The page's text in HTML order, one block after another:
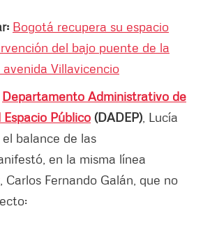
Bogotá recupera su espacio
del bajo puente de la
Villavicencio
Departamento Administrativo de
Público (DADEP) , Lucía
balance de las
en la misma línea
, Carlos Fernando Galán, que no